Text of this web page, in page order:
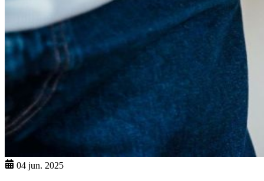
04 jun. 2025